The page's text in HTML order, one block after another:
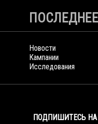
ПОСЛЕДНЕЕ
Новости
Кампании
Исследования
ПОДПИШИТЕСЬ НА